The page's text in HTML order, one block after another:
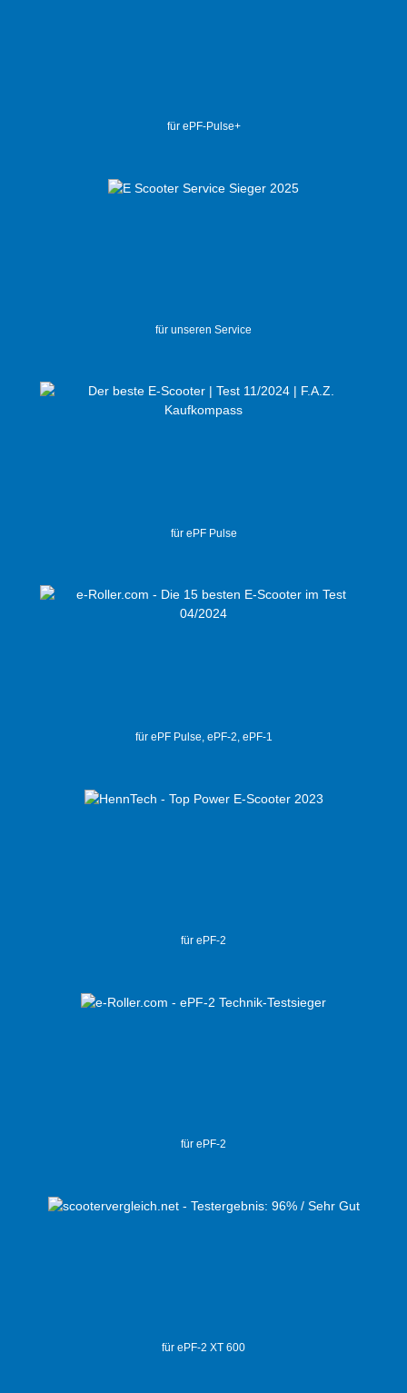
für ePF-Pulse+
für unseren Service
für ePF Pulse
für ePF Pulse, ePF-2, ePF-1
für ePF-2
für ePF-2
für ePF-2 XT 600